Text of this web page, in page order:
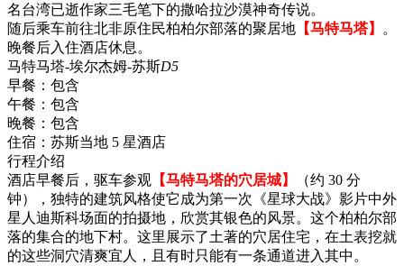
名台湾已逝作家三毛笔下的撒哈拉沙漠神奇传说。
随后乘车前往北非原住民柏柏尔部落的聚居地 【马特马塔】
。
晚餐后入住酒店休息。
马特马塔-埃尔杰姆-苏斯D5
早餐： 包含
午餐： 包含
晚餐： 包含
住宿： 苏斯当地 5 星酒店
行程介绍
酒店早餐后，驱车参观 【马特马塔的穴居城】
（约 30 分
钟），独特的建筑风格使它成为第一次《星球大战》影片中外
星人迪斯科场面的拍摄地，欣赏其银色的风景。这个柏柏尔部
落的集合的地下村。这里展示了土著的穴居住宅，在土表挖就
的这些洞穴清爽宜人，且有时只能有一条通道进入其中。